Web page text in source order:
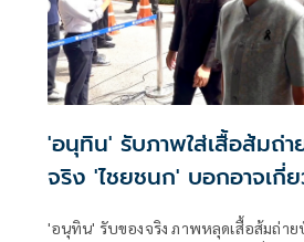
'อนุทิน' รับภาพใส่เสื้อส้มถ่
จริง 'ไชยชนก' บอกอาจเกี่ย
'อนุทิน' รับของจริง ภาพหลุดเสื้อส้มถ่า